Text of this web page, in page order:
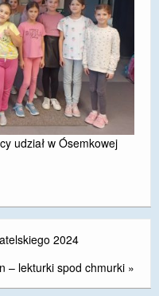
udział w Ósemkowej
2024
– lekturki spod chmurki »